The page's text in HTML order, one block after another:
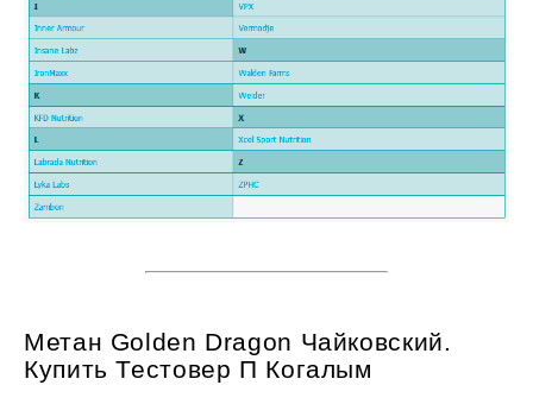
Метан Golden Dragon Чайковский.
Купить Тестовер П Когалым